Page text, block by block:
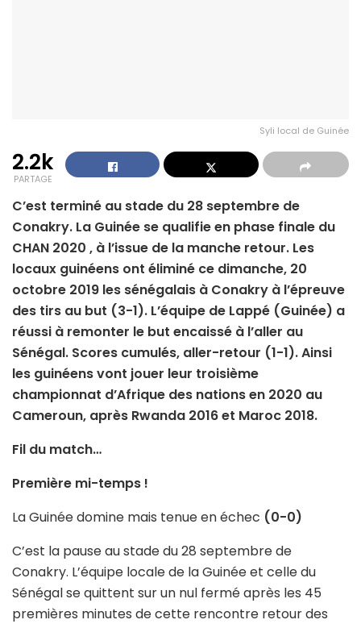
Syli local de Guinée
2.2k
PARTAGE
C’est terminé au stade du 28 septembre de
Conakry. La Guinée se qualifie en phase finale du
CHAN 2020 , à l’issue de la manche retour. Les
locaux guinéens ont éliminé ce dimanche, 20
octobre 2019 les sénégalais à Conakry à l’épreuve
des tirs au but (3-1). L’équipe de Lappé (Guinée) a
réussi à remonter le but encaissé à l’aller au
Sénégal. Scores cumulés, aller-retour (1-1). Ainsi
les guinéens vont jouer leur troisième
championnat d’Afrique des nations en 2020 au
Cameroun, après Rwanda 2016 et Maroc 2018.
Fil du match…
Première mi-temps !
La Guinée domine mais tenue en échec (0-0)
C’est la pause au stade du 28 septembre de
Conakry. L’équipe locale de la Guinée et celle du
Sénégal se quittent sur un nul fermé après les 45
premières minutes de cette rencontre retour des